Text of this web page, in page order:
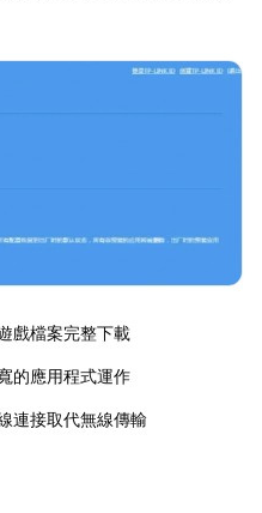
戲檔案完整下載
的應用程式運作
連接取代無線傳輸